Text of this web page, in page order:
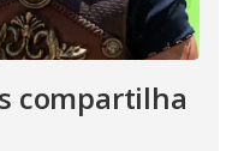
compartilha